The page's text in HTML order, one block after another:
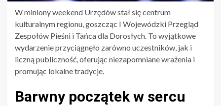
W miniony weekend Urzędów stał się centrum
kulturalnym regionu, goszcząc I Wojewódzki Przegląd
Zespołów Pieśni i Tańca dla Dorosłych. To wyjątkowe
wydarzenie przyciągnęło zarówno uczestników, jak i
liczną publiczność, oferując niezapomniane wrażenia i
promując lokalne tradycje.
Barwny początek w sercu